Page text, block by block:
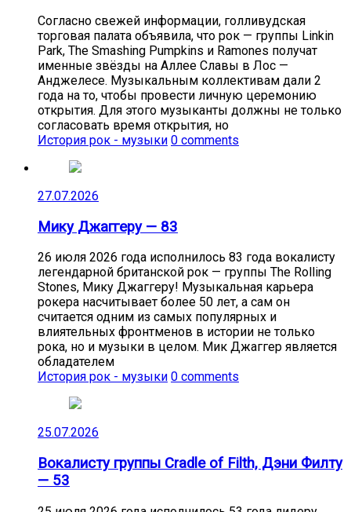
Согласно свежей информации, голливудская
торговая палата объявила, что рок — группы Linkin
Park, The Smashing Pumpkins и Ramones получат
именные звёзды на Аллее Славы в Лос —
Анджелесе. Музыкальным коллективам дали 2
года на то, чтобы провести личную церемонию
открытия. Для этого музыканты должны не только
согласовать время открытия, но
История рок - музыки 0 comments
27.07.2026
Мику Джаггеру — 83
26 июля 2026 года исполнилось 83 года вокалисту
легендарной британской рок — группы The Rolling
Stones, Мику Джаггеру! Музыкальная карьера
рокера насчитывает более 50 лет, а сам он
считается одним из самых популярных и
влиятельных фронтменов в истории не только
рока, но и музыки в целом. Мик Джаггер является
обладателем
История рок - музыки 0 comments
25.07.2026
Вокалисту группы Cradle of Filth, Дэни Филту
— 53